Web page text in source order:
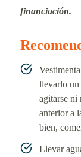
financiación.
llevarlo un
agitarse ni
anterior a
bien,
Llevar